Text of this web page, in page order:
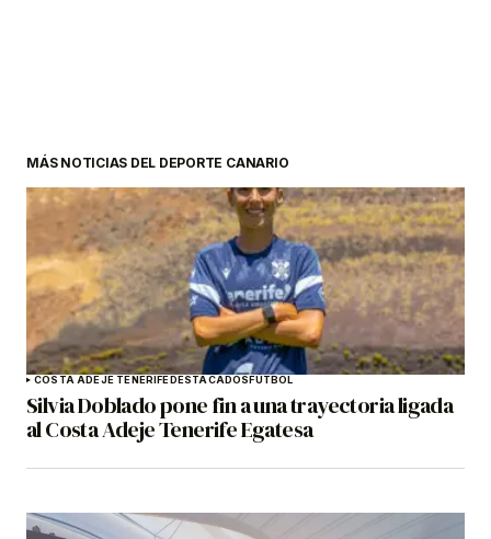
MÁS NOTICIAS DEL DEPORTE CANARIO
COSTA ADEJE TENERIFEDESTACADOSFÚTBOL
Silvia Doblado pone fin a una trayectoria ligada
al Costa Adeje Tenerife Egatesa